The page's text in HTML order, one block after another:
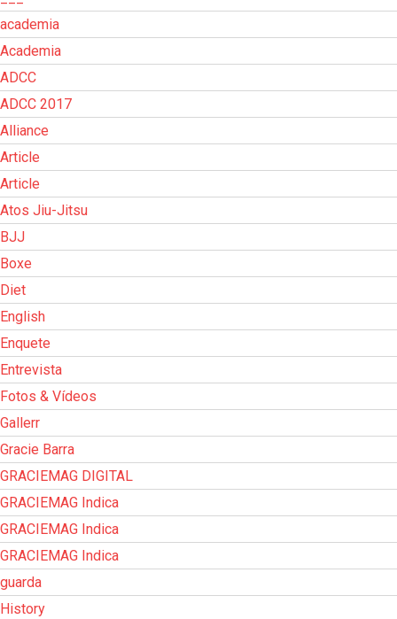
academia
Academia
ADCC
ADCC 2017
Alliance
Article
Article
Atos Jiu-Jitsu
BJJ
Boxe
Diet
English
Enquete
Entrevista
Fotos & Vídeos
Gallerr
Gracie Barra
GRACIEMAG DIGITAL
GRACIEMAG Indica
GRACIEMAG Indica
GRACIEMAG Indica
guarda
History